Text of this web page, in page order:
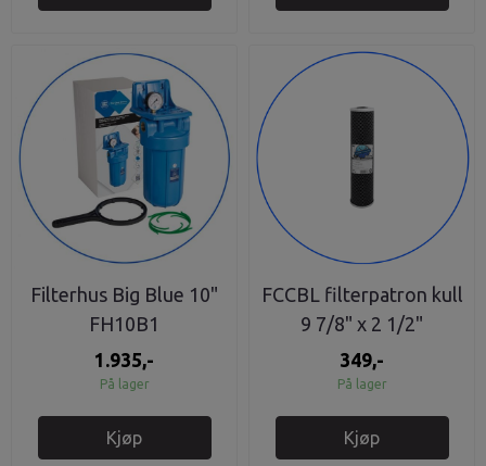
Filterhus Big Blue 10"
FH10B1
1.935,-
På lager
Kjøp
FCCBL filterpatron kull
9 7/8" x 2 1/2"
349,-
På lager
Kjøp